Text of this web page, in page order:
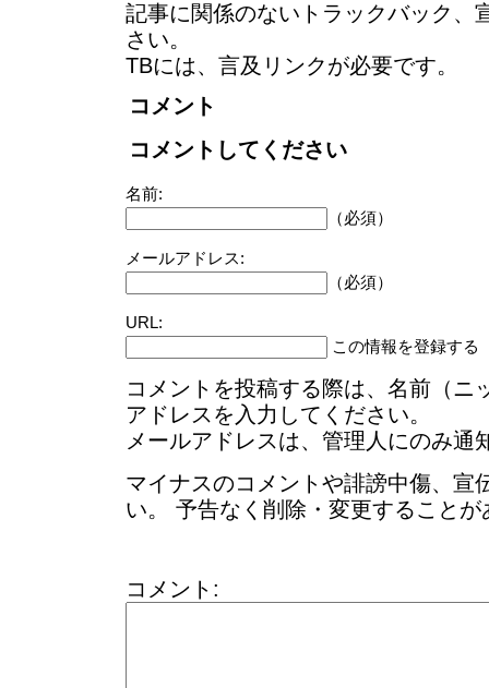
記事に関係のないトラックバック、
さい。
TBには、言及リンクが必要です。
コメント
コメントしてください
名前:
（必須）
メールアドレス:
（必須）
URL:
この情報を登録する
コメントを投稿する際は、名前（ニ
アドレスを入力してください。
メールアドレスは、管理人にのみ通
マイナスのコメントや誹謗中傷、宣
い。 予告なく削除・変更することが
コメント: